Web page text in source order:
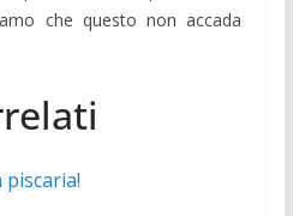
che questo non accada